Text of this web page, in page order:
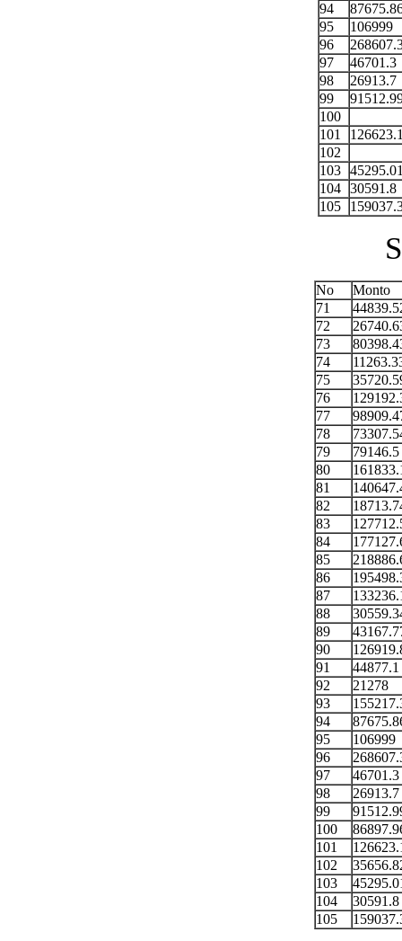
94
95
106999
96
97
46701.3
98
26913.7
99
100
101
102
103
104
30591.8
105
No
Monto
71
72
73
74
75
76
77
78
79
79146.5
80
81
82
83
84
85
86
87
88
89
90
91
44877.1
92
21278
93
94
95
106999
96
97
46701.3
98
26913.7
99
100
101
102
103
104
30591.8
105